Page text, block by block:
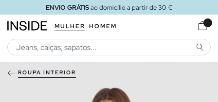
ENVIO GRÁTISao domicílio a partir de 30 €
MULHER HOMEM
ROUPA INTERIOR